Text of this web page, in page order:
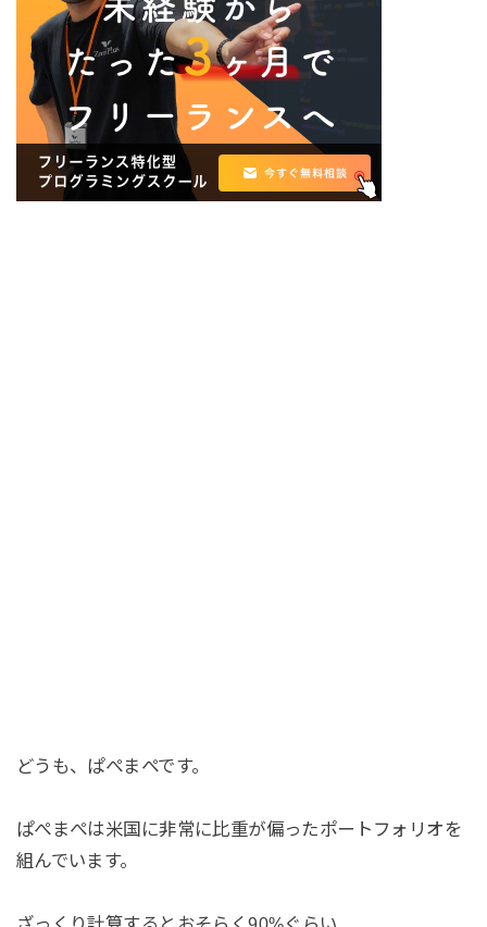
どうも、ぱぺまぺです。
ぱぺまぺは米国に非常に比重が偏ったポートフォリオを
組んでいます。